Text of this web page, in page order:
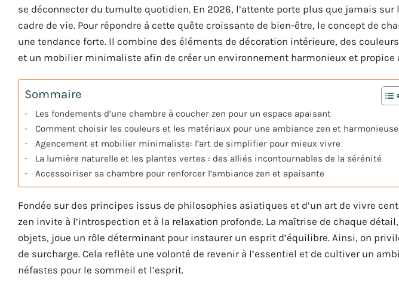
se déconnecter du tumulte quotidien. En 2026, l’attente porte plus que jamais sur
cadre de vie. Pour répondre à cette quête croissante de bien-être, le concept de
une tendance forte. Il combine des éléments de décoration intérieure, des
et un mobilier minimaliste afin de créer un environnement harmonieux et propice
Sommaire
Les fondements d’une chambre à coucher zen pour un espace apaisant
Comment choisir les couleurs et les matériaux pour une ambiance zen et harmonieuse
Agencement et mobilier minimaliste: l’art de simplifier pour mieux vivre
La lumière naturelle et les plantes vertes : des alliés incontournables de la sérénité
Accessoiriser sa chambre pour renforcer l’ambiance zen et apaisante
Fondée sur des principes issus de philosophies asiatiques et d’un art de vivre
zen invite à l’introspection et à la relaxation profonde. La maîtrise de chaque
objets, joue un rôle déterminant pour instaurer un esprit d’équilibre. Ainsi, on
de surcharge. Cela reflète une volonté de revenir à l’essentiel et de cultiver un
néfastes pour le sommeil et l’esprit.